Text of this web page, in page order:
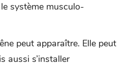
système musculo-
peut apparaître. Elle peut
aussi s’installer